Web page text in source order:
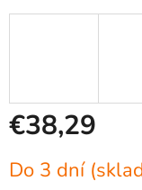
€38,29
cena:
Do 3 dní